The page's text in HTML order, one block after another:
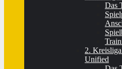
Das
2.
Unified